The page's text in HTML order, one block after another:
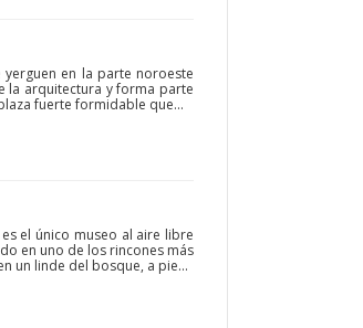
yerguen en la parte noroeste
la arquitectura y forma parte
fuerte formidable que...
es el único museo al aire libre
en uno de los rincones más
un linde del bosque, a pie...